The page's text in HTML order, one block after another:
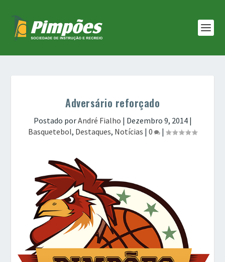
Adversário reforçado
Postado porAndré Fialho | Dezembro 9, 2014|
Basquetebol, Destaques, Notícias | 0 |